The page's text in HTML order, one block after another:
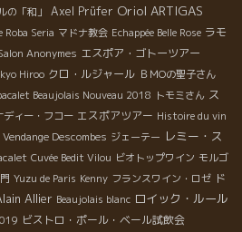
の「和」 Axel Prüfer Oriol ARTIGAS
Seria マドナ教会 Echappée Belle Rose ラモ
Anonymes エスポア・ゴトーツアー
Hiroo クロ・ルジャール ＢＭОの聖子さん
Beaujolais Nouveau 2018 トモミさん ス
ィー・フコー エスポアツアー Histoire du vin
Descombes ジェーテー レミー・ス
Cuvée Bedit Vilou ビオトップワイン モルゴ
Yuzu de Paris Kenny フランスワイン・ロゼ ド
Allier Beaujolais blanc ロイック・ルール
ビストロ・ポール・ベール試飲会